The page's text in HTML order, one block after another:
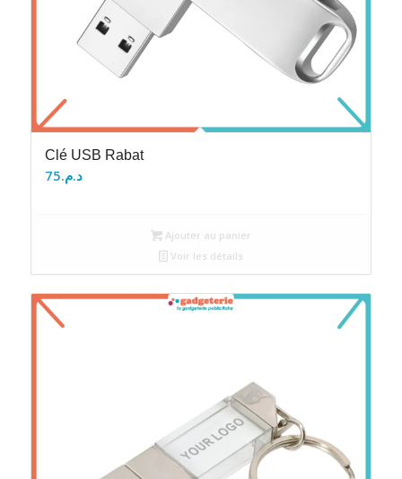
Clé USB Rabat
د.م.75
Ajouter au panier
Voir les détails